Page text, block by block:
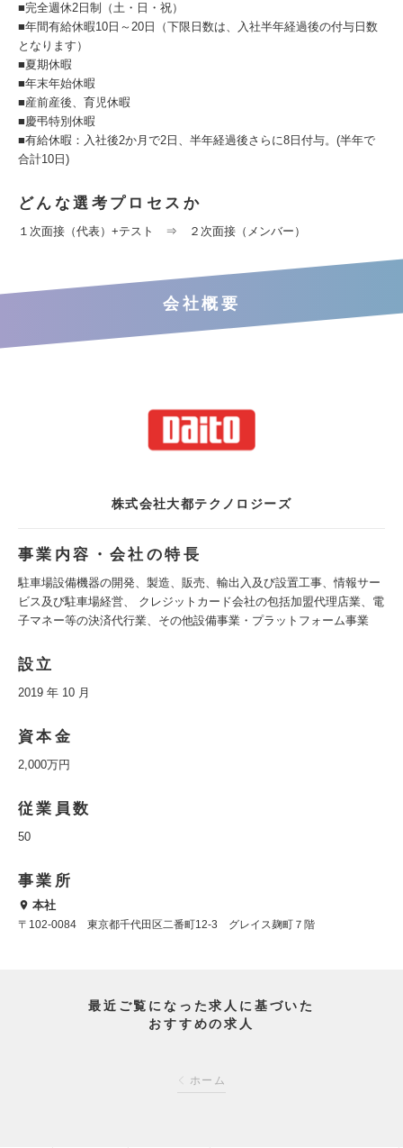
■完全週休2日制（土・日・祝）
■年間有給休暇10日～20日（下限日数は、入社半年経過後の付与日数
となります）
■夏期休暇
■年末年始休暇
■産前産後、育児休暇
■慶弔特別休暇
■有給休暇：入社後2か月で2日、半年経過後さらに8日付与。(半年で
合計10日)
どんな選考プロセスか
１次面接（代表）+テスト ⇒ ２次面接（メンバー）
会社概要
株式会社大都テクノロジーズ
事業内容・会社の特長
駐車場設備機器の開発、製造、販売、輸出入及び設置工事、情報サー
ビス及び駐車場経営、 クレジットカード会社の包括加盟代理店業、電
子マネー等の決済代行業、その他設備事業・プラットフォーム事業
設立
2019 年 10 月
資本金
2,000万円
従業員数
50
事業所
本社
〒102‐0084 東京都千代田区二番町12-3 グレイス麹町７階
最近ご覧になった求人に基づいた
おすすめの求人
ホーム